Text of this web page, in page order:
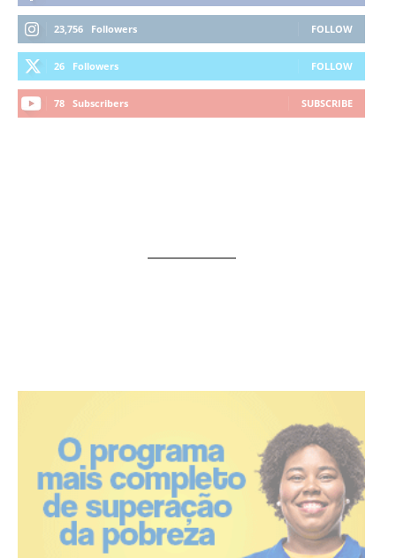
23,756 Followers FOLLOW
26 Followers FOLLOW
78 Subscribers SUBSCRIBE